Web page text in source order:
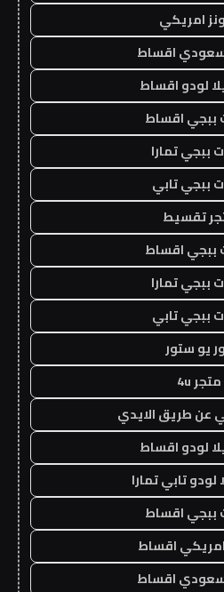
امريكي
سعودي اقساط
لودو اقساط
ببجي اقساط
ببجي تمارا
ببجي تابي
تقسيط
ببجي اقساط
ببجي تمارا
ببجي تابي
يو ستور
متجر 4u
عن طريق الايدي
لودو اقساط
تابي تمارا
ببجي اقساط
امريكي اقساط
سعودي اقساط